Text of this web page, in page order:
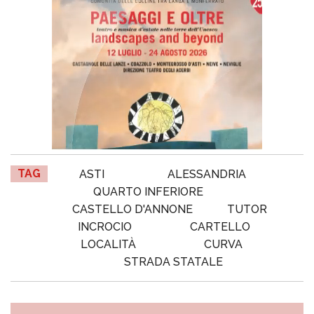
TAG ASTI
ALESSANDRIA
QUARTO INFERIORE
CASTELLO D'ANNONE
TUTOR
INCROCIO
CARTELLO
LOCALITÀ
CURVA
STRADA STATALE